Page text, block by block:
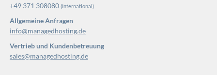
+49 371 308080 (International)
Allgemeine Anfragen
info@managedhosting.de
Vertrieb und Kundenbetreuung
sales@managedhosting.de